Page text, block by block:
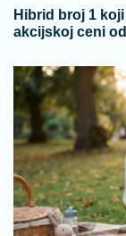
Hibrid broj 1
akcijskoj ceni